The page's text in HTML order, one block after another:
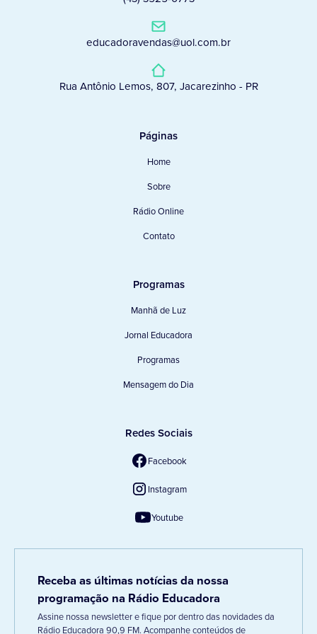
educadoravendas@uol.com.br
Rua Antônio Lemos, 807, Jacarezinho - PR
Páginas
Home
Sobre
Rádio Online
Contato
Programas
Manhã de Luz
Jornal Educadora
Programas
Mensagem do Dia
Redes Sociais
Facebook
Instagram
Youtube
Receba as últimas notícias da nossa
programação na Rádio Educadora
Assine nossa newsletter e fique por dentro das novidades da
Rádio Educadora 90,9 FM. Acompanhe conteúdos de